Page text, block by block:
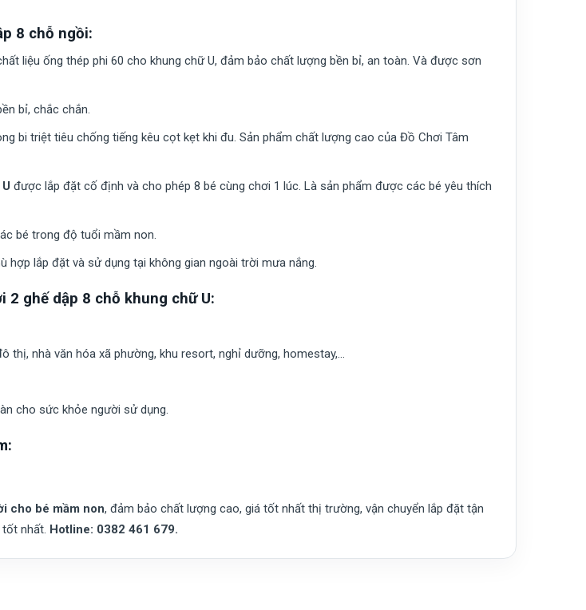
8 chỗ ngồi:
liệu ống thép phi 60 cho khung chữ U, đảm bảo chất lượng bền bỉ, an toàn. Và được sơn
bỉ, chắc chắn.
bi triệt tiêu chống tiếng kêu cọt kẹt khi đu. Sản phẩm chất lượng cao của Đồ Chơi Tâm
được lắp đặt cố định và cho phép 8 bé cùng chơi 1 lúc. Là sản phẩm được các bé yêu thích
bé trong độ tuổi mầm non.
hợp lắp đặt và sử dụng tại không gian ngoài trời mưa nắng.
ghế dập 8 chỗ khung chữ U:
thị, nhà văn hóa xã phường, khu resort, nghỉ dưỡng, homestay,…
cho sức khỏe người sử dụng.
cho bé mầm non, đảm bảo chất lượng cao, giá tốt nhất thị trường, vận chuyển lắp đặt tận
nhất. Hotline: 0382 461 679.